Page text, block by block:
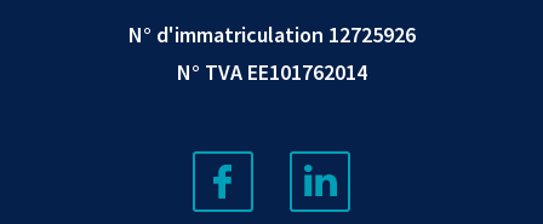
N° d'immatriculation 12725926
N° TVA EE101762014